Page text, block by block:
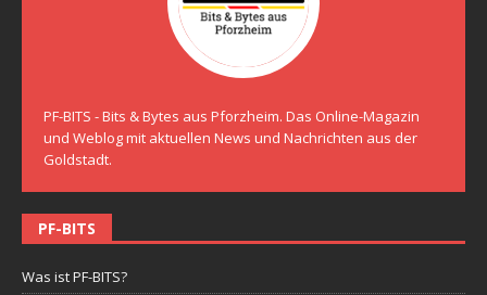
PF-BITS - Bits & Bytes aus Pforzheim. Das Online-Magazin
und Weblog mit aktuellen News und Nachrichten aus der
Goldstadt.
PF-BITS
Was ist PF-BITS?